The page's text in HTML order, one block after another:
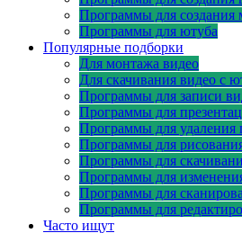
Программы для создания
Программы для ютуба
Популярные подборки
Для монтажа видео
Для скачивания видео с
Программы для записи
Программы для
Программы для удаления
Программы для
Программы для
Программы для
Программы для
Программы для
Часто ищут